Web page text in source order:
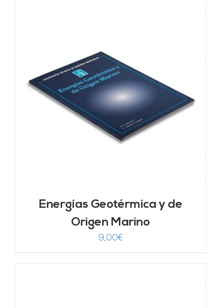
Energías Geotérmica y de
Origen Marino
9,00€